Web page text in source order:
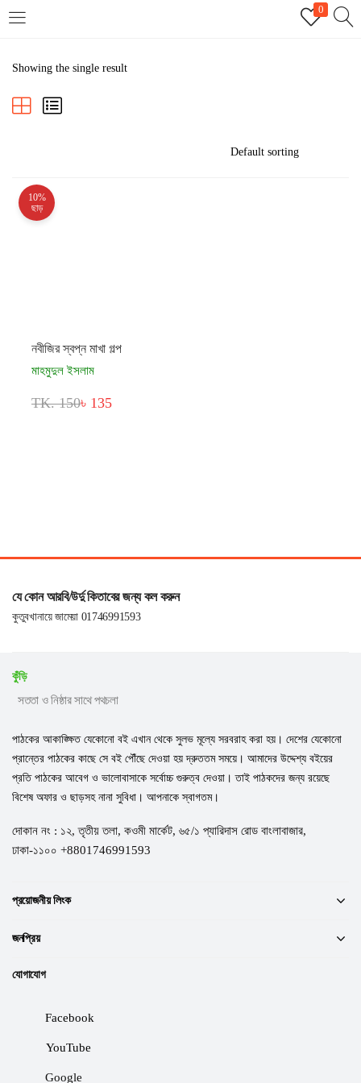
0
REGISTER
Showing the single result
10%
ছাড়
নবীজির স্বপ্ন মাখা গল্প
মাহমুদুল ইসলাম
TK. 150৳ 135
যে কোন আরবি/উর্দু কিতাবের জন্য কল করুন
কুতুবখানায়ে জামেয়া 01746991593
কুঁড়ি
সততা ও নিষ্ঠার সাথে পথচলা
পাঠকের আকাঙ্ক্ষিত যেকোনো বই এখান থেকে সুলভ মূল্যে সরবরাহ করা হয়। দেশের যেকোনো
প্রান্তের পাঠকের কাছে সে বই পৌঁছে দেওয়া হয় দ্রুততম সময়ে। আমাদের উদ্দেশ্য বইয়ের
প্রতি পাঠকের আবেগ ও ভালোবাসাকে সর্বোচ্চ গুরুত্ব দেওয়া। তাই পাঠকদের জন্য রয়েছে
বিশেষ অফার ও ছাড়সহ নানা সুবিধা। আপনাকে স্বাগতম।
দোকান নং : ১২, তৃতীয় তলা, কওমী মার্কেট, ৬৫/১ প্যারিদাস রোড বাংলাবাজার,
ঢাকা-১১০০ +8801746991593
প্রয়োজনীয় লিংক
জনপ্রিয়
যোগাযোগ
Facebook
YouTube
Google